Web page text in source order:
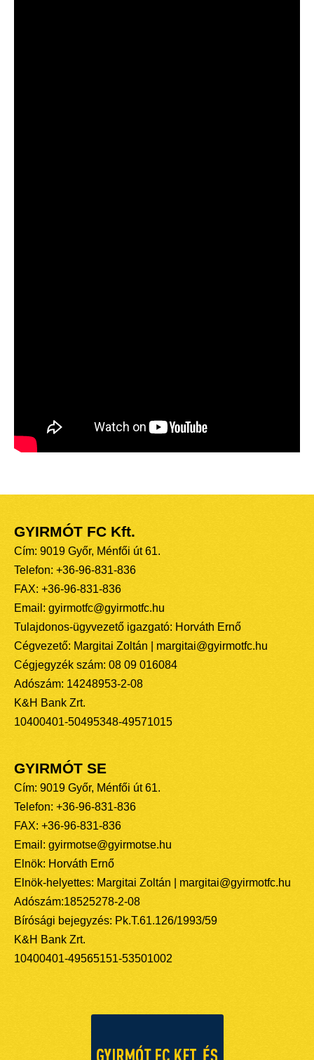
GYIRMÓT FC Kft.
Cím: 9019 Győr, Ménfői út 61.
Telefon: +36-96-831-836
FAX: +36-96-831-836
Email: gyirmotfc@gyirmotfc.hu
Tulajdonos-ügyvezető igazgató: Horváth Ernő
Cégvezető: Margitai Zoltán | margitai@gyirmotfc.hu
Cégjegyzék szám: 08 09 016084
Adószám: 14248953-2-08
K&H Bank Zrt.
10400401-50495348-49571015
GYIRMÓT SE
Cím: 9019 Győr, Ménfői út 61.
Telefon: +36-96-831-836
FAX: +36-96-831-836
Email: gyirmotse@gyirmotse.hu
Elnök: Horváth Ernő
Elnök-helyettes: Margitai Zoltán | margitai@gyirmotfc.hu
Adószám:18525278-2-08
Bírósági bejegyzés: Pk.T.61.126/1993/59
K&H Bank Zrt.
10400401-49565151-53501002